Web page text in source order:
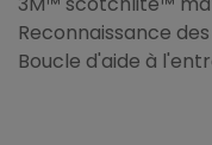
Reconnaissance
Boucle d'aide à